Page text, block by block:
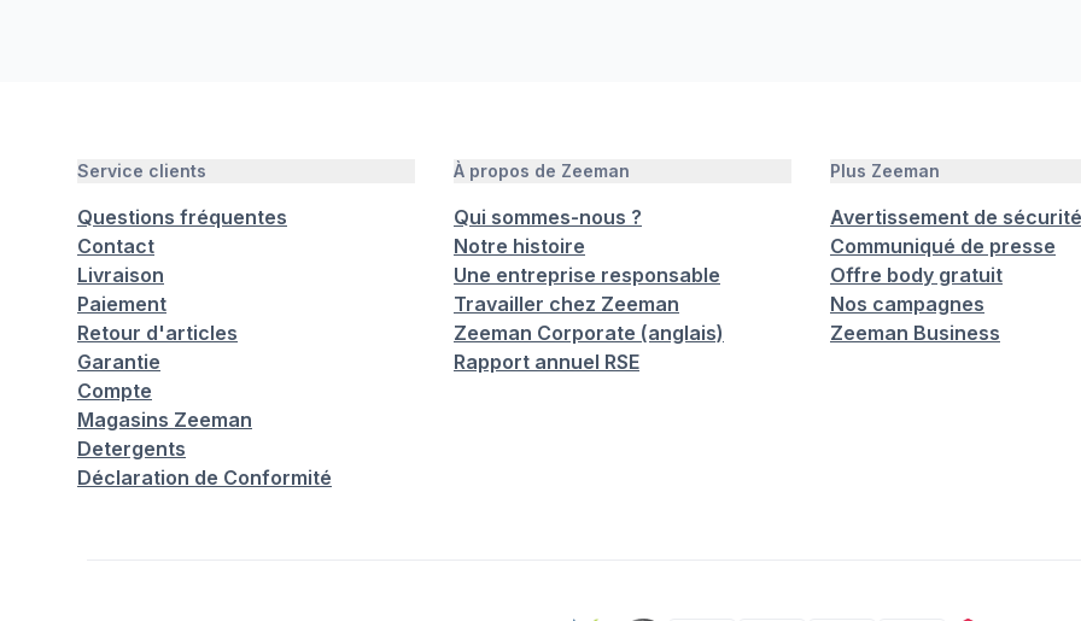
Service clients
Questions fréquentes
Contact
Livraison
Paiement
Retour d'articles
Garantie
Compte
Magasins Zeeman
Detergents
Déclaration de Conformité
À propos de Zeeman
Qui sommes-nous ?
Notre histoire
Une entreprise responsable
Travailler chez Zeeman
Zeeman Corporate (anglais)
Rapport annuel RSE
Plus Zeeman
Avertissement de sécurité
Communiqué de presse
Offre body gratuit
Nos campagnes
Zeeman Business